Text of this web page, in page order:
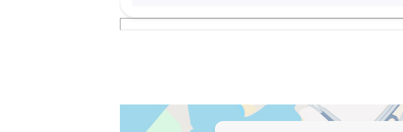
في المقام الأول. نحن متحمسون للعقارات، وتفانيتنا تظهر